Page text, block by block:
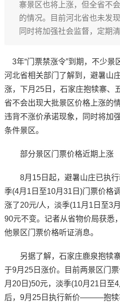
寨景区也将上涨，但全省不
的情况。目前河北省也未发
同时将加强社会监督，定期
3年“门票禁涨令”到期，不少景
河北省相关部门了解到，避暑山
涨，下月25日，石家庄抱犊寨、
省不会出现大批景区价格上涨的
违背不涨价承诺现象，同时将加
条件景区。
部分景区门票价格近期上涨
8月15日起，避暑山庄已执行
季(4月1日至10月31日)门票价格
涨了20元/人，淡季(11月1日至3
90元不变。记者从省物价局获悉
他景区门票价格听证消息。
另据了解，石家庄鹿泉抱犊寨
于9月25日涨价。目前两景区门
月20日)50元，淡季(10月21日至
后，9月25日执行新价———抱犊